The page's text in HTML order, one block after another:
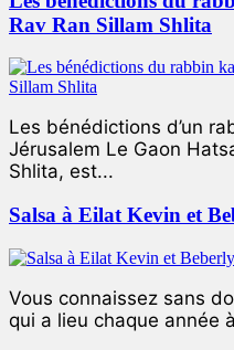
Rav Ran Sillam Shlita
Les bénédictions d’un
Jérusalem Le Gaon
Shlita, est...
Salsa à Eilat Kevin et
Vous connaissez sans
qui a lieu chaque année